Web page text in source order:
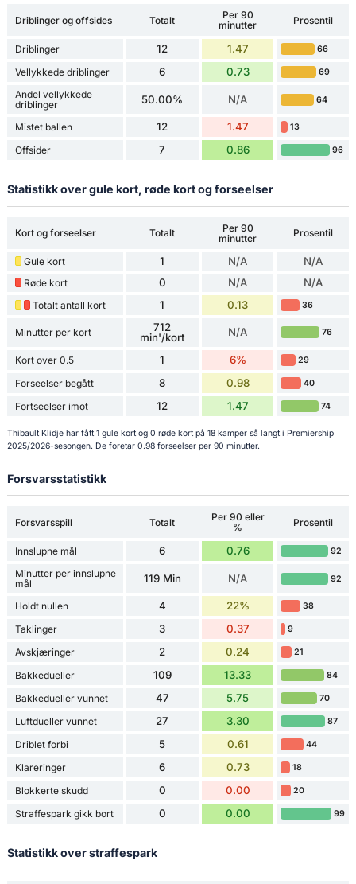
Driblinger og offsides Totalt
Per 90
minutter
Prosentil
Driblinger 12 1.47 66
Vellykkede driblinger 6 0.73 69
Andel vellykkede
driblinger
50.00% N/A 64
Mistet ballen 12 1.47 13
Offsider 7 0.86 96
Statistikk over gule kort, røde kort og forseelser
Kort og forseelser Totalt
Per 90
minutter
Prosentil
Gule kort 1 N/A N/A
Røde kort 0 N/A N/A
Totalt antall kort 1 0.13 36
Minutter per kort
712
min'/kort
N/A 76
Kort over 0.5 1 6% 29
Forseelser begått 8 0.98 40
Fortseelser imot 12 1.47 74
Thibault Klidje har fått 1 gule kort og 0 røde kort på 18 kamper så langt i Premiership
2025/2026-sesongen. De foretar 0.98 forseelser per 90 minutter.
Forsvarsstatistikk
Forsvarsspill Totalt
Per 90 eller
%
Prosentil
Innslupne mål 6 0.76 92
Minutter per innslupne
mål
119 Min N/A 92
Holdt nullen 4 22% 38
Taklinger 3 0.37 9
Avskjæringer 2 0.24 21
Bakkedueller 109 13.33 84
Bakkedueller vunnet 47 5.75 70
Luftdueller vunnet 27 3.30 87
Driblet forbi 5 0.61 44
Klareringer 6 0.73 18
Blokkerte skudd 0 0.00 20
Straffespark gikk bort 0 0.00 99
Statistikk over straffespark